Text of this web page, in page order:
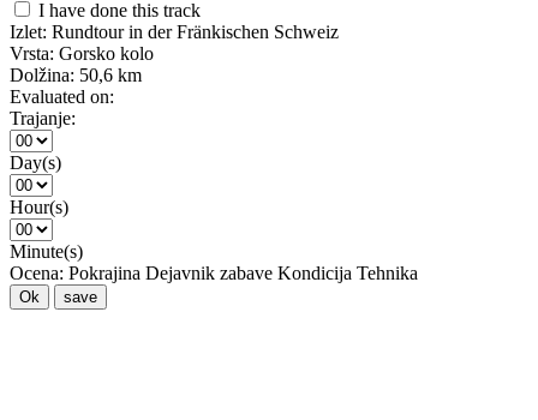
I have done this track
Izlet: Rundtour in der Fränkischen Schweiz
Vrsta: Gorsko kolo
Dolžina: 50,6 km
Evaluated on:
Trajanje:
Day(s)
Hour(s)
Minute(s)
Ocena: Pokrajina Dejavnik zabave Kondicija Tehnika
Ok save